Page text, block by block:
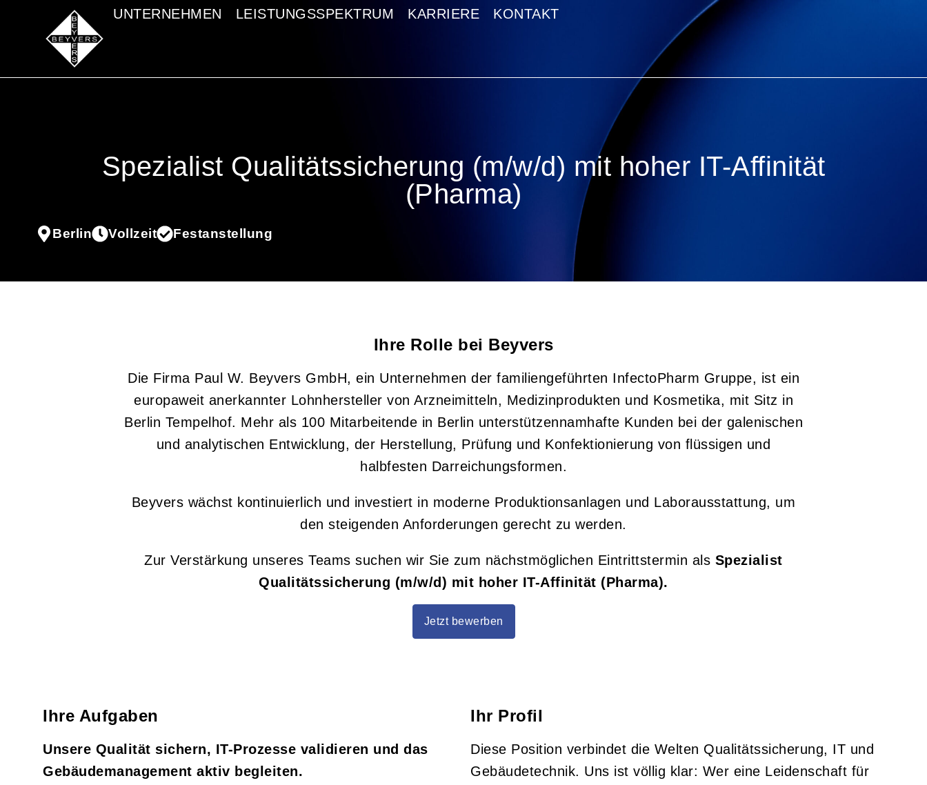
UNTERNEHMEN LEISTUNGSSPEKTRUM KARRIERE KONTAKT
UNTERNEHMEN LEISTUNGSSPEKTRUM KARRIERE KONTAKT
Spezialist Qualitätssicherung (m/w/d) mit hoher IT-Affinität
(Pharma)
Berlin Vollzeit Festanstellung
Ihre Rolle bei Beyvers
Die Firma Paul W. Beyvers GmbH, ein Unternehmen der familiengeführten InfectoPharm Gruppe, ist ein
europaweit anerkannter Lohnhersteller von Arzneimitteln, Medizinprodukten und Kosmetika, mit Sitz in
Berlin Tempelhof. Mehr als 100 Mitarbeitende in Berlin unterstützennamhafte Kunden bei der galenischen
und analytischen Entwicklung, der Herstellung, Prüfung und Konfektionierung von flüssigen und
halbfesten Darreichungsformen.
Beyvers wächst kontinuierlich und investiert in moderne Produktionsanlagen und Laborausstattung, um
den steigenden Anforderungen gerecht zu werden.
Zur Verstärkung unseres Teams suchen wir Sie zum nächstmöglichen Eintrittstermin als Spezialist
Qualitätssicherung (m/w/d) mit hoher IT-Affinität (Pharma).
Jetzt bewerben
Ihre Aufgaben
Unsere Qualität sichern, IT-Prozesse validieren und das
Gebäudemanagement aktiv begleiten.
Ihr Profil
Diese Position verbindet die Welten Qualitätssicherung, IT und
Gebäudetechnik. Uns ist völlig klar: Wer eine Leidenschaft für